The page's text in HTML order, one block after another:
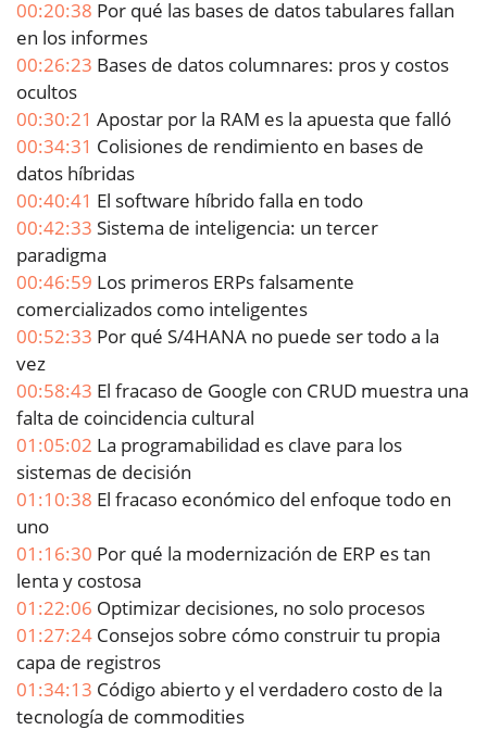
00:20:38 Por qué las bases de datos tabulares fallan
en los informes
00:26:23 Bases de datos columnares: pros y costos
ocultos
00:30:21 Apostar por la RAM es la apuesta que falló
00:34:31 Colisiones de rendimiento en bases de
datos híbridas
00:40:41 El software híbrido falla en todo
00:42:33 Sistema de inteligencia: un tercer
paradigma
00:46:59 Los primeros ERPs falsamente
comercializados como inteligentes
00:52:33 Por qué S/4HANA no puede ser todo a la
vez
00:58:43 El fracaso de Google con CRUD muestra una
falta de coincidencia cultural
01:05:02 La programabilidad es clave para los
sistemas de decisión
01:10:38 El fracaso económico del enfoque todo en
uno
01:16:30 Por qué la modernización de ERP es tan
lenta y costosa
01:22:06 Optimizar decisiones, no solo procesos
01:27:24 Consejos sobre cómo construir tu propia
capa de registros
01:34:13 Código abierto y el verdadero costo de la
tecnología de commodities